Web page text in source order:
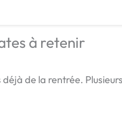
à retenir
déjà de la rentrée.